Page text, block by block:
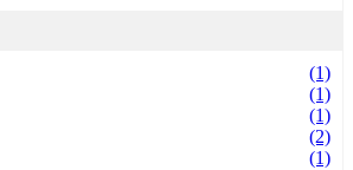
(1)
(1)
(1)
(2)
(1)